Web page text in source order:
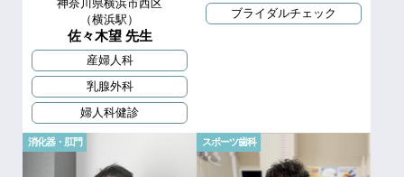
神奈川県横浜市西区
（横浜駅）
佐々木望 先生
産婦人科
乳腺外科
婦人科健診
ブライダルチェック
消化器・肛門 スポーツ歯科